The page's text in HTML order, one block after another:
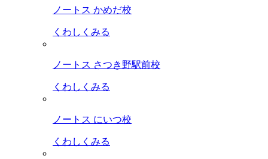
ノートス かめだ校
くわしくみる
ノートス さつき野駅前校
くわしくみる
ノートス にいつ校
くわしくみる